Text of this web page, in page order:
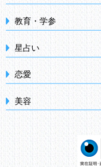
教育・学参
星占い
恋愛
美容